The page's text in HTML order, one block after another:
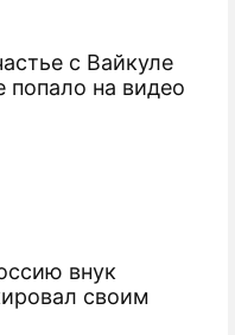
с Вайкуле
попало на видео
внук
своим